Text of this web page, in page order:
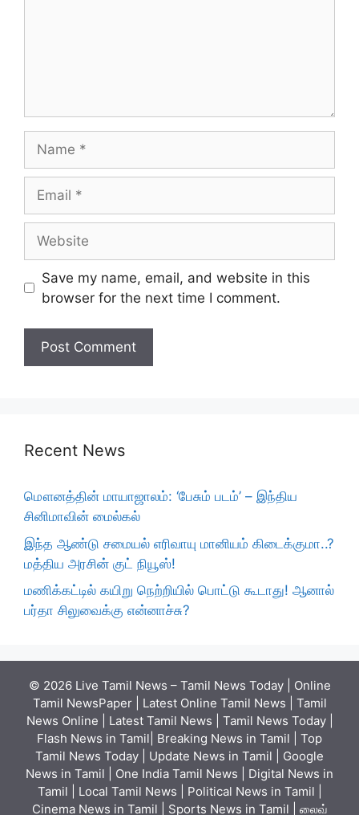
Save my name, email, and website in this
browser for the next time I comment.
Recent News
மௌனத்தின் மாயாஜாலம்: ‘பேசும் படம்’ – இந்திய
சினிமாவின் மைல்கல்
இந்த ஆண்டு சமையல் எரிவாயு மானியம் கிடைக்குமா..?
மத்திய அரசின் குட் நியூஸ்!
மணிக்கட்டில் கயிறு நெற்றியில் பொட்டு கூடாது! ஆனால்
பர்தா சிலுவைக்கு என்னாச்சு?
© 2026 Live Tamil News – Tamil News Today | Online
Tamil NewsPaper | Latest Online Tamil News | Tamil
News Online | Latest Tamil News | Tamil News Today |
Flash News in Tamil| Breaking News in Tamil | Top
Tamil News Today | Update News in Tamil | Google
News in Tamil | One India Tamil News | Digital News in
Tamil | Local Tamil News | Political News in Tamil |
Cinema News in Tamil | Sports News in Tamil | லைவ்